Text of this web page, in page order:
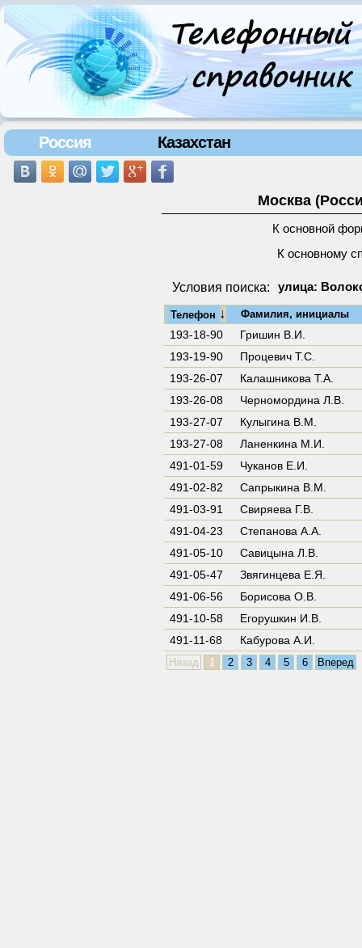
Россия Казахстан
Москва
К основной
К основному
Условия поиска: улица:
Телефон ↓ Фамилия, инициалы
193-18-90
Гришин В.И.
193-19-90
Процевич Т.С.
193-26-07
Калашникова Т.А.
193-26-08
Черномордина Л.В.
193-27-07
Кулыгина В.М.
193-27-08
Ланенкина М.И.
491-01-59
Чуканов Е.И.
491-02-82
Сапрыкина В.М.
491-03-91
Свиряева Г.В.
491-04-23
Степанова А.А.
491-05-10
Савицына Л.В.
491-05-47
Звягинцева Е.Я.
491-06-56
Борисова О.В.
491-10-58
Егорушкин И.В.
491-11-68
Кабурова А.И.
Назад 1 2 3 4 5 6 Вперед